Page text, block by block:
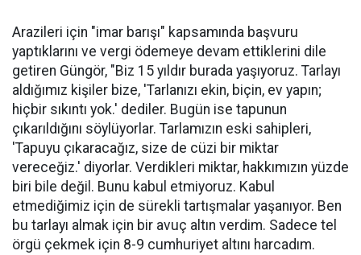
Arazileri için "imar barışı" kapsamında başvuru
yaptıklarını ve vergi ödemeye devam ettiklerini dile
getiren Güngör, "Biz 15 yıldır burada yaşıyoruz. Tarlayı
aldığımız kişiler bize, 'Tarlanızı ekin, biçin, ev yapın;
hiçbir sıkıntı yok.' dediler. Bugün ise tapunun
çıkarıldığını söylüyorlar. Tarlamızın eski sahipleri,
'Tapuyu çıkaracağız, size de cüzi bir miktar
vereceğiz.' diyorlar. Verdikleri miktar, hakkımızın yüzde
biri bile değil. Bunu kabul etmiyoruz. Kabul
etmediğimiz için de sürekli tartışmalar yaşanıyor. Ben
bu tarlayı almak için bir avuç altın verdim. Sadece tel
örgü çekmek için 8-9 cumhuriyet altını harcadım.